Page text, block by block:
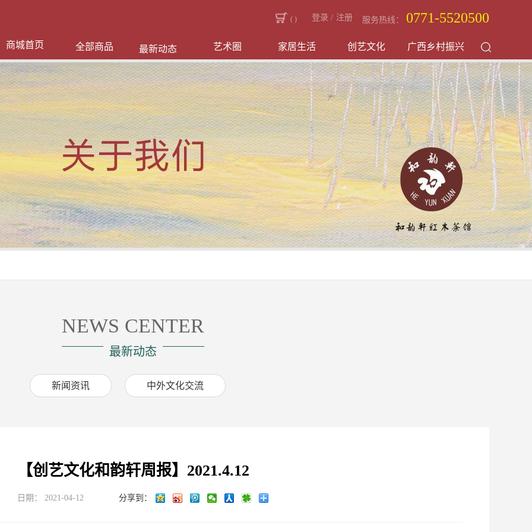
服务热线： 0771-5520500
登录 / 注册
( )
商城首页 全部商品 最新动态 艺术圈 家居生活 创艺文化 广西乡村振兴
最新动态
NEWS CENTER
新闻资讯 中外文化交流
【创艺文化和韵轩周报】2021.4.12
日期： 2021-04-12